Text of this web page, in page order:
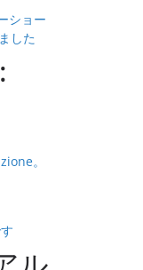
ショー
した
:
。